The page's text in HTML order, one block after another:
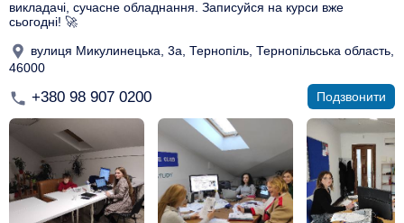
викладачі, сучасне обладнання. Записуйся на курси вже
сьогодні! 🚀
вулиця Микулинецька, 3а, Тернопіль, Тернопільська область,
46000
+380 98 907 0200 Подзвонити